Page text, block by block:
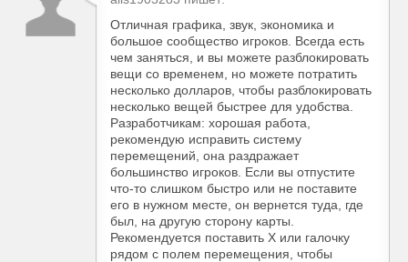
Отличная графика, звук, экономика и
большое сообщество игроков. Всегда есть
чем заняться, и вы можете разблокировать
вещи со временем, но можете потратить
несколько долларов, чтобы разблокировать
несколько вещей быстрее для удобства.
Разработчикам: хорошая работа,
рекомендую исправить систему
перемещений, она раздражает
большинство игроков. Если вы отпустите
что-то слишком быстро или не поставите
его в нужном месте, он вернется туда, где
был, на другую сторону карты.
Рекомендуется поставить X или галочку
рядом с полем перемещения, чтобы